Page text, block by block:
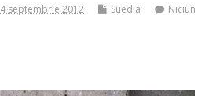
4 septembrie 2012 Suedia
Niciun